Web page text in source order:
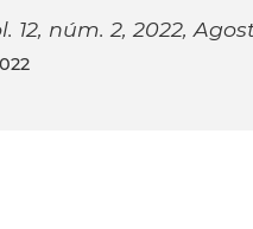
núm. 2, 2022,